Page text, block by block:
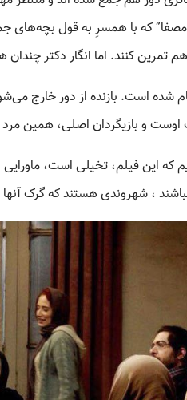
مصفا” که با همسرِ به قول
تمرین کنند. اما انگار دکتر چندان
شده است. بازنده از دور خارج
اوست و بازیگردان اصلی، همین
که این فیلم، تخیلی است،
نباشند ، شهروندی هستند که گرک